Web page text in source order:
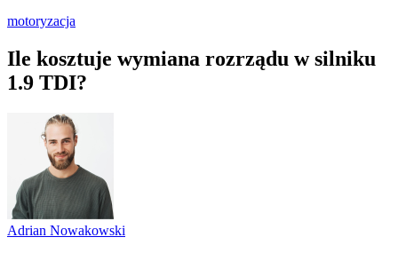
motoryzacja
Ile kosztuje wymiana rozrządu w silniku
1.9 TDI?
Adrian Nowakowski